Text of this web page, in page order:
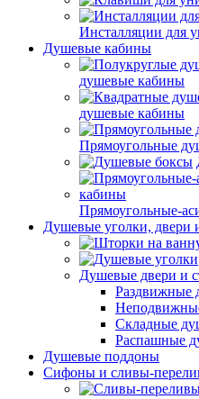
Инсталляции для
Душевые кабины
душевые кабины
душевые кабины
Прямоугольные
Прямоугольные-
Душевые уголки, двери
Душевые двери и
Раздвижные
Складные
Распашные
Душевые поддоны
Сифоны и сливы-